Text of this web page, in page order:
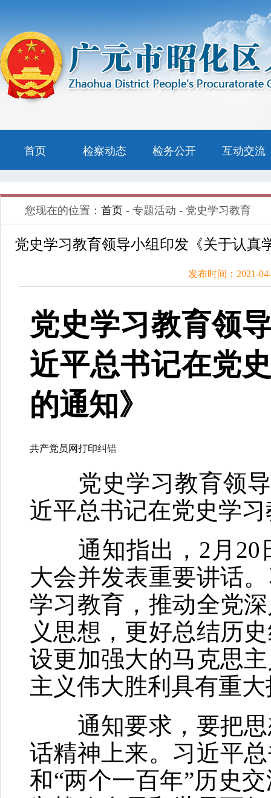
首页 检察动态 检务公开 互动交流
您现在的位置： 首页 - 专题活动 - 党史学习教育
党史学习教育领导小组印发《关于认真
发布时间：2021-
党史学习教育领
近平总书记在党
的通知》
共产党员网打印纠错
党史学习教育领导
近平总书记在党史学
通知指出，2月20
大会并发表重要讲话
学习教育，推动全党
义思想，更好总结历
设更加强大的马克思
主义伟大胜利具有重
通知要求，要把思
话精神上来。习近平
和“两个一百年”历史